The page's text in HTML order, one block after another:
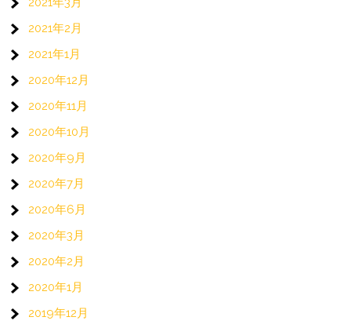
2021年2月
2021年1月
2020年12月
2020年11月
2020年10月
2020年9月
2020年7月
2020年6月
2020年3月
2020年2月
2020年1月
2019年12月